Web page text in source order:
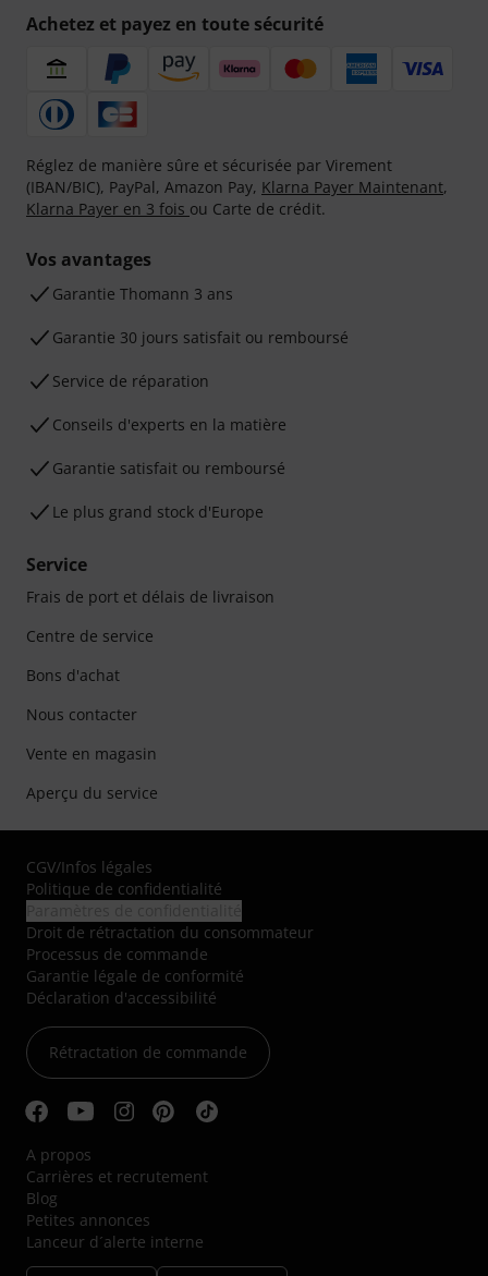
Achetez et payez en toute sécurité
Réglez de manière sûre et sécurisée par Virement
(IBAN/BIC), PayPal, Amazon Pay, Klarna Payer Maintenant,
Klarna Payer en 3 fois ou Carte de crédit.
Vos avantages
Ga­ran­tie Thomann 3 ans
Garantie 30 jours satisfait ou remboursé
Service de réparation
Conseils d'experts en la matière
Garantie satisfait ou remboursé
Le plus grand stock d'Europe
Service
Frais de port et délais de livraison
Centre de service
Bons d'achat
Nous contacter
Vente en magasin
Aperçu du service
CGV/Infos légales
Politique de confidentialité
Droit de rétractation du consommateur
Processus de commande
Garantie légale de conformité
Déclaration d'accessibilité
Rétractation de commande
A propos
Carrières et recrutement
Blog
Petites annonces
Lanceur d´alerte interne